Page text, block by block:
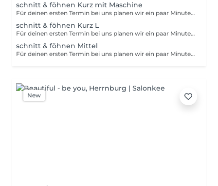
schnitt & föhnen Kurz mit Maschine
Für deinen ersten Termin bei uns planen wir ein paar Minuten mehr Zeit ein. So können wir uns kennenlernen, deine Haare individuell analysieren und deine Wünsche genau verstehen - für ein Ergebnis, das perfekt zu dir passt. Kurz mit Maschine: Seiten und Nacken mit der Maschine kurz, Ohren frei, deine Haare sind so kurz, dass wir zum stylen KEINE Bürsten bzw. Stylingtools benötigen. (Siehe Bild in Unserer Bildergalerie) NEU schneiden heißt = Du warst noch nie bei uns, du brauchst eine Beratung weil du etwas neues oder nicht weißt was du möchtest oder dein Schnitt ist länger als 5 Monate her > Bedeutet : wir benötigen aufgrund einer dieser Tatsachen mehr Zeit
schnitt & föhnen Kurz L
Für deinen ersten Termin bei uns planen wir ein paar Minuten mehr Zeit ein. So können wir uns kennenlernen, deine Haare individuell analysieren und deine Wünsche genau verstehen - für ein Ergebnis, das perfekt zu dir passt. Kurz L : bis maximal Ohrläppchen bedeckt (Siehe Bild in Unserer Bildergalerie) NEU schneiden heißt = Du warst noch nie bei uns, du brauchst eine Beratung weil du etwas neues oder nicht weißt was du möchtest oder dein Schnitt ist länger als 5 Monate her > Bedeutet : wir benötigen aufgrund einer dieser Tatsachen mehr Zeit
schnitt & föhnen Mittel
Für deinen ersten Termin bei uns planen wir ein paar Minuten mehr Zeit ein. So können wir uns kennenlernen, deine Haare individuell analysieren und deine Wünsche genau verstehen - für ein Ergebnis, das perfekt zu dir passt. Mittel : bis maximal Mitte Oberarm (Siehe Bild in Unserer Bildergalerie) NEU schneiden heißt = Du warst noch nie bei uns, du brauchst eine Beratung weil du etwas neues oder nicht weißt was du möchtest oder dein Schnitt ist länger als 5 Monate her > Bedeutet : wir benötigen aufgrund einer dieser Tatsachen mehr Zeit
New